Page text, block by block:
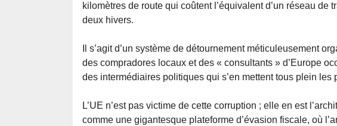
kilomètres de route qui coûtent l’équivalent d’un réseau de
deux hivers.
Il s’agit d’un système de détournement méticuleusement
des compradores locaux et des « consultants » d’Europe
des intermédiaires politiques qui s’en mettent tous plein les
L’UE n’est pas victime de cette corruption ; elle en est
comme une gigantesque plateforme d’évasion fiscale, où